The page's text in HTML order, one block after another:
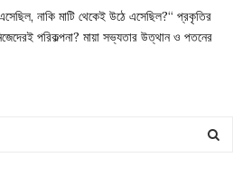
নাকি মাটি থেকেই উঠে এসেছিল?“ প্রকৃতির
পরিকল্পনা? মায়া সভ্যতার উত্থান ও পতনের